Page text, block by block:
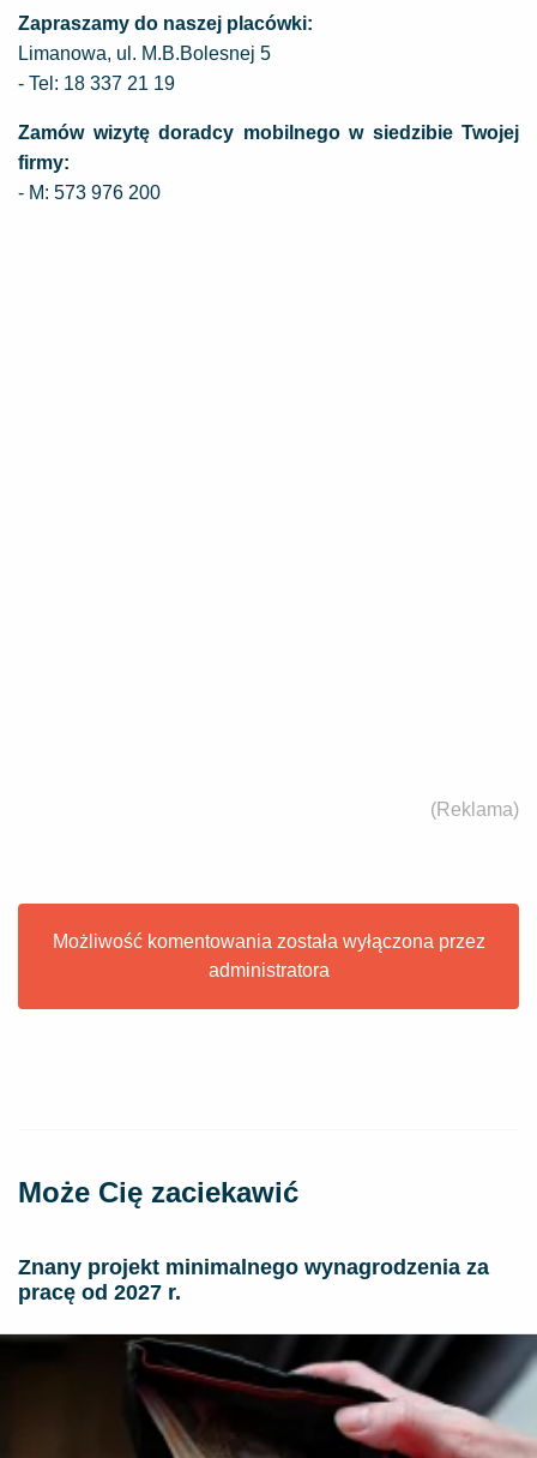
Zapraszamy do naszej placówki:
Limanowa, ul. M.B.Bolesnej 5
- Tel: 18 337 21 19
Zamów wizytę doradcy mobilnego w siedzibie Twojej
firmy:
- M: 573 976 200
(Reklama)
Możliwość komentowania została wyłączona przez
administratora
Może Cię zaciekawić
Znany projekt minimalnego wynagrodzenia za
pracę od 2027 r.